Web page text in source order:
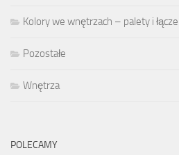
Kolory we wnętrzach – palety i
Pozostałe
Wnętrza
POLECAMY